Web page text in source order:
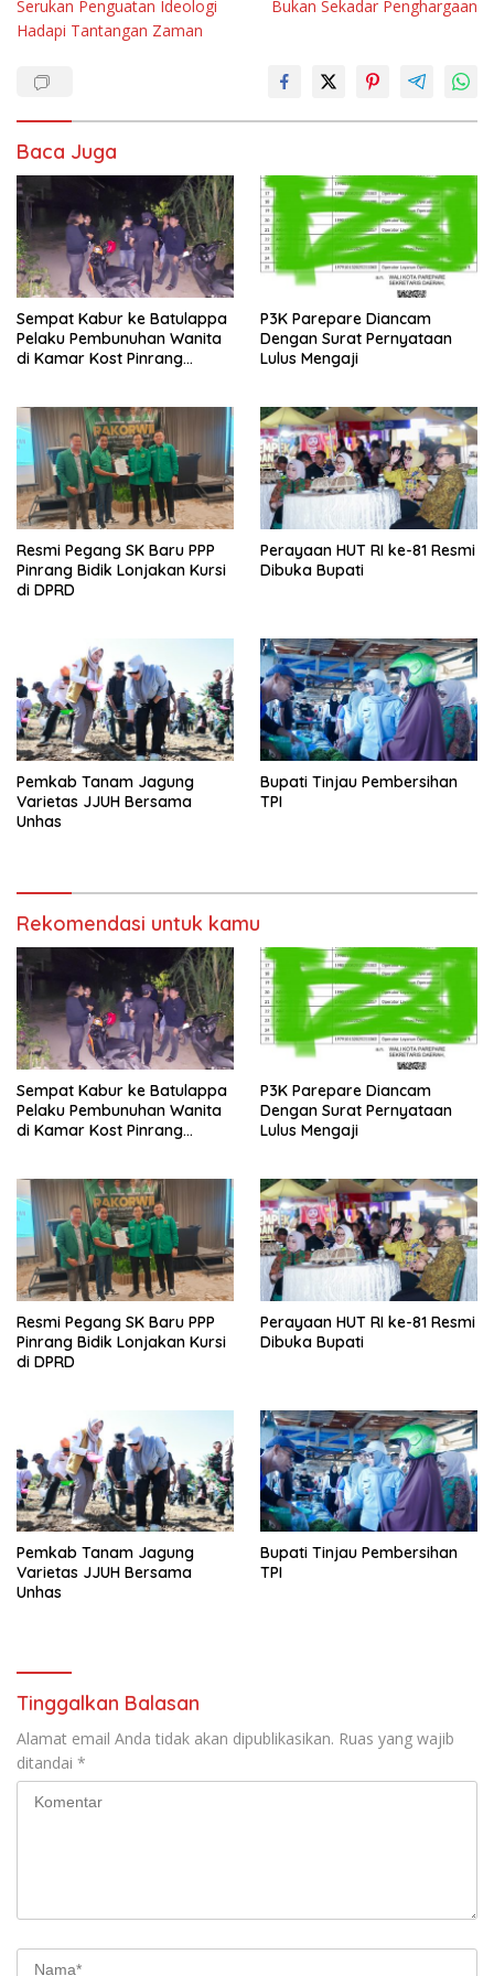
Serukan Penguatan Ideologi
Hadapi Tantangan Zaman
Bukan Sekadar Penghargaan
Baca Juga
Sempat Kabur ke Batulappa
Pelaku Pembunuhan Wanita
di Kamar Kost Pinrang
P3K Parepare Diancam
Dengan Surat Pernyataan
Lulus Mengaji
Resmi Pegang SK Baru PPP
Pinrang Bidik Lonjakan Kursi
di DPRD
Perayaan HUT RI ke-81 Resmi
Dibuka Bupati
Pemkab Tanam Jagung
Varietas JJUH Bersama
Unhas
Bupati Tinjau Pembersihan
TPI
Rekomendasi untuk kamu
Sempat Kabur ke Batulappa
Pelaku Pembunuhan Wanita
di Kamar Kost Pinrang
P3K Parepare Diancam
Dengan Surat Pernyataan
Lulus Mengaji
Resmi Pegang SK Baru PPP
Pinrang Bidik Lonjakan Kursi
di DPRD
Perayaan HUT RI ke-81 Resmi
Dibuka Bupati
Pemkab Tanam Jagung
Varietas JJUH Bersama
Unhas
Bupati Tinjau Pembersihan
TPI
Tinggalkan Balasan
Alamat email Anda tidak akan dipublikasikan. Ruas yang wajib
ditandai *